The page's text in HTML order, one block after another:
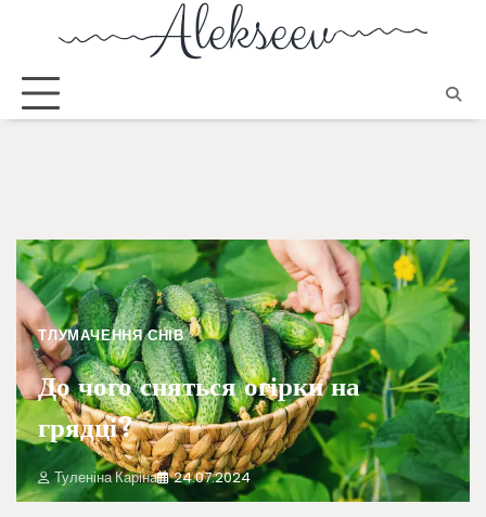
ТЛУМАЧЕННЯ СНІВ
До чого сняться огірки на
грядці?
Туленіна Каріна 24.07.2024